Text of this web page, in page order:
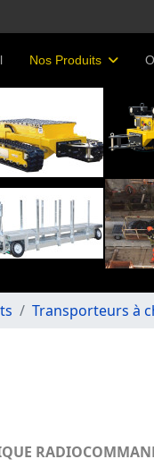
Nos Produits
Transporteurs à